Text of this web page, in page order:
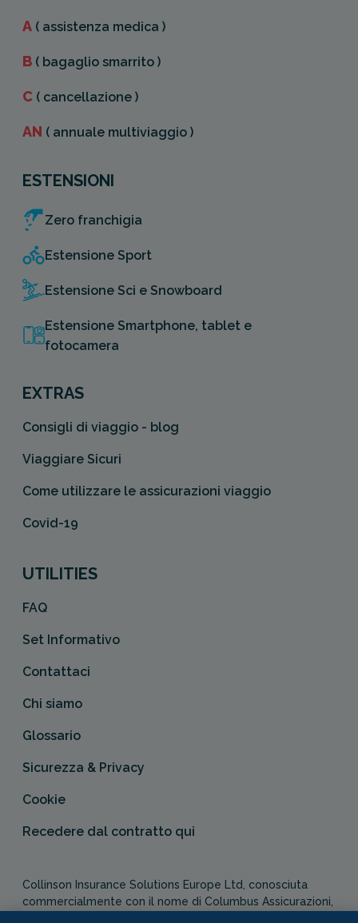
A ( assistenza medica )
B ( bagaglio smarrito )
C ( cancellazione )
AN ( annuale multiviaggio )
ESTENSIONI
Zero franchigia
Estensione Sport
Estensione Sci e Snowboard
Estensione Smartphone, tablet e
fotocamera
EXTRAS
Consigli di viaggio - blog
Viaggiare Sicuri
Come utilizzare le assicurazioni viaggio
Covid-19
UTILITIES
FAQ
Set Informativo
Contattaci
Chi siamo
Glossario
Sicurezza & Privacy
Cookie
Recedere dal contratto qui
Collinson Insurance Solutions Europe Ltd, conosciuta
commercialmente con il nome di Columbus Assicurazioni,